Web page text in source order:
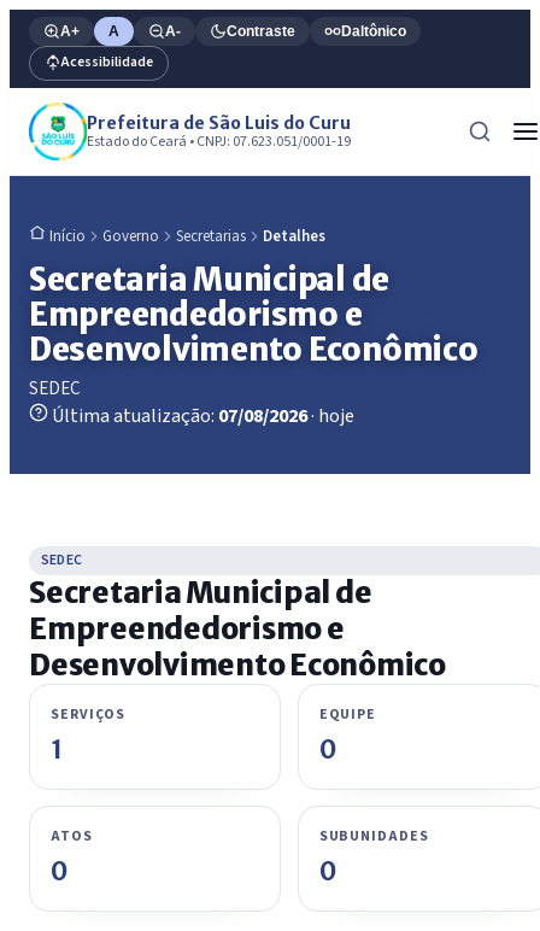
A+ A A- Contraste Daltônico
Acessibilidade
Prefeitura de São Luis do Curu
Estado do Ceará • CNPJ: 07.623.051/0001-19
Início Governo Secretarias Detalhes
Secretaria Municipal de
Empreendedorismo e
Desenvolvimento Econômico
SEDEC
Última atualização: 07/08/2026· hoje
SEDEC
Secretaria Municipal de
Empreendedorismo e
Desenvolvimento Econômico
SERVIÇOS
1
EQUIPE
0
ATOS
0
SUBUNIDADES
0